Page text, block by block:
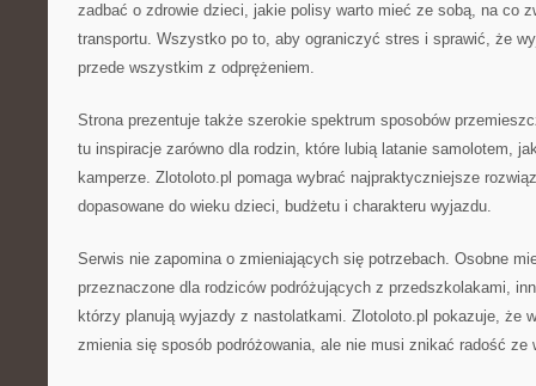
zadbać o zdrowie dzieci, jakie polisy warto mieć ze sobą, na co
transportu. Wszystko po to, aby ograniczyć stres i sprawić, że
przede wszystkim z odprężeniem.
Strona prezentuje także szerokie spektrum sposobów
tu inspiracje zarówno dla rodzin, które lubią latanie samolotem,
kamperze. Zlotoloto.pl pomaga wybrać najpraktyczniejsze
dopasowane do wieku dzieci, budżetu i charakteru wyjazdu.
Serwis nie zapomina o zmieniających się potrzebach. Osobne
przeznaczone dla rodziców podróżujących z przedszkolakami,
którzy planują wyjazdy z nastolatkami. Zlotoloto.pl pokazuje, że
zmienia się sposób podróżowania, ale nie musi znikać radość ze